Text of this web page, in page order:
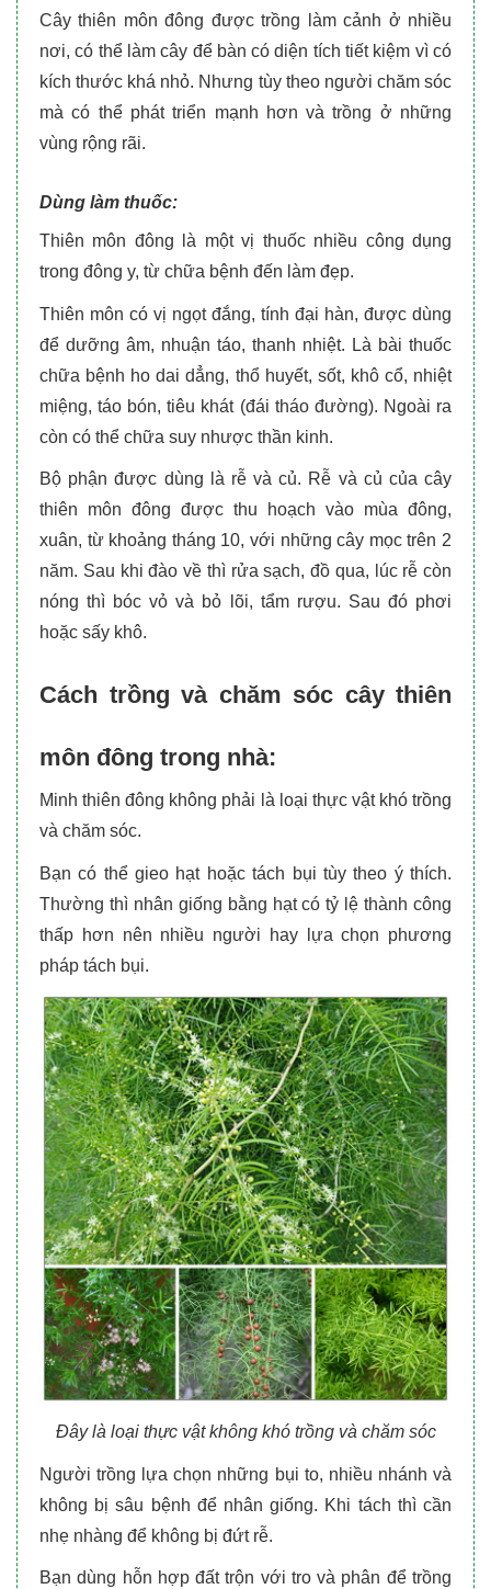
Cây thiên môn đông được trồng làm cảnh ở nhiều
nơi, có thể làm cây để bàn có diện tích tiết kiệm vì có
kích thước khá nhỏ. Nhưng tùy theo người chăm sóc
mà có thể phát triển mạnh hơn và trồng ở những
vùng rộng rãi.
Dùng làm thuốc:
Thiên môn đông là một vị thuốc nhiều công dụng
trong đông y, từ chữa bệnh đến làm đẹp.
Thiên môn có vị ngọt đắng, tính đại hàn, được dùng
để dưỡng âm, nhuận táo, thanh nhiệt. Là bài thuốc
chữa bệnh ho dai dẳng, thổ huyết, sốt, khô cổ, nhiệt
miệng, táo bón, tiêu khát (đái tháo đường). Ngoài ra
còn có thể chữa suy nhược thần kinh.
Bộ phận được dùng là rễ và củ. Rễ và củ của cây
thiên môn đông được thu hoạch vào mùa đông,
xuân, từ khoảng tháng 10, với những cây mọc trên 2
năm. Sau khi đào về thì rửa sạch, đồ qua, lúc rễ còn
nóng thì bóc vỏ và bỏ lõi, tẩm rượu. Sau đó phơi
hoặc sấy khô.
Cách trồng và chăm sóc cây thiên
môn đông trong nhà:
Minh thiên đông không phải là loại thực vật khó trồng
và chăm sóc.
Bạn có thể gieo hạt hoặc tách bụi tùy theo ý thích.
Thường thì nhân giống bằng hạt có tỷ lệ thành công
thấp hơn nên nhiều người hay lựa chọn phương
pháp tách bụi.
Đây là loại thực vật không khó trồng và chăm sóc
Người trồng lựa chọn những bụi to, nhiều nhánh và
không bị sâu bệnh để nhân giống. Khi tách thì cần
nhẹ nhàng để không bị đứt rễ.
Bạn dùng hỗn hợp đất trộn với tro và phân để trồng